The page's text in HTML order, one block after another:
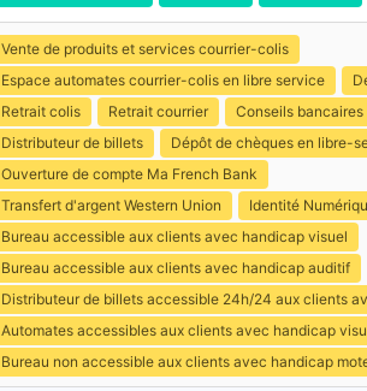
Vente de produits et services courrier-colis
Espace automates courrier-colis en libre service
Retrait colis
Retrait courrier
Conseils bancaires
Distributeur de billets
Dépôt de chèques en libre-
Ouverture de compte Ma French Bank
Transfert d'argent Western Union
Identité
Bureau accessible aux clients avec handicap visuel
Bureau accessible aux clients avec handicap auditif
Distributeur de billets accessible 24h/24 aux clients
Automates accessibles aux clients avec handicap
Bureau non accessible aux clients avec handicap